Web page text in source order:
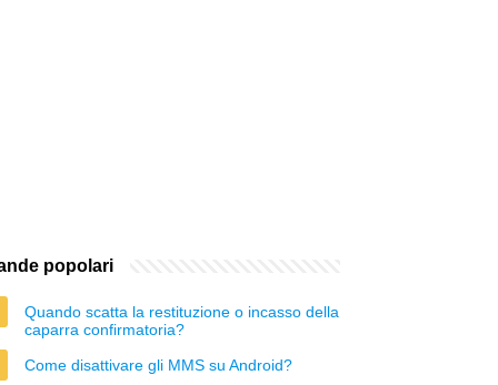
popolari
Quando scatta la restituzione o incasso della
caparra confirmatoria?
Come disattivare gli MMS su Android?